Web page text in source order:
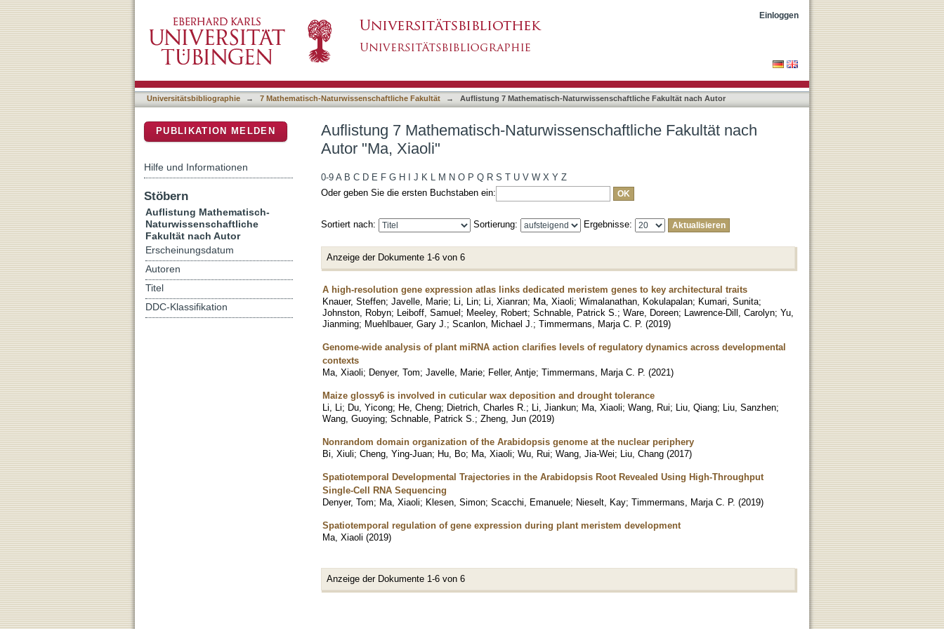
Einloggen
Universitätsbibliographie → 7 Mathematisch-Naturwissenschaftliche Fakultät → Auflistung 7 Mathematisch-Naturwissenschaftliche Fakultät nach Autor
Auflistung 7 Mathematisch-Naturwissenschaftliche Fakultät nach
Autor "Ma, Xiaoli"
0-9 A B C D E F G H J K L M N O P Q R S T U V W X Y Z
Oder geben Sie die ersten Buchstaben ein:
Sortiert nach: Sortierung: Ergebnisse:
Anzeige der Dokumente 1-6 von 6
A high-resolution gene expression atlas links dedicated meristem genes to key architectural traits
Knauer, Steffen; Javelle, Marie; Li, Lin; Li, Xianran; Ma, Xiaoli; Wimalanathan, Kokulapalan; Kumari, Sunita;
Johnston, Robyn; Leiboff, Samuel; Meeley, Robert; Schnable, Patrick S. ; Ware, Doreen; Lawrence-Dill, Carolyn; Yu,
Jianming; Muehlbauer, Gary J. ; Scanlon, Michael J. ; Timmermans, Marja C. P. (2019)
Genome-wide analysis of plant miRNA action clarifies levels of regulatory dynamics across developmental
contexts
Ma, Xiaoli; Denyer, Tom; Javelle, Marie; Feller, Antje; Timmermans, Marja C. P. (2021)
Maize glossy6 is involved in cuticular wax deposition and drought tolerance
Li, Li; Du, Yicong; He, Cheng; Dietrich, Charles R. ; Li, Jiankun; Ma, Xiaoli; Wang, Rui; Liu, Qiang; Liu, Sanzhen;
Wang, Guoying; Schnable, Patrick S. ; Zheng, Jun (2019)
Nonrandom domain organization of the Arabidopsis genome at the nuclear periphery
Bi, Xiuli; Cheng, Ying-Juan; Hu, Bo; Ma, Xiaoli; Wu, Rui; Wang, Jia-Wei; Liu, Chang (2017)
Spatiotemporal Developmental Trajectories in the Arabidopsis Root Revealed Using High-Throughput
Single-Cell RNA Sequencing
Denyer, Tom; Ma, Xiaoli; Klesen, Simon; Scacchi, Emanuele; Nieselt, Kay; Timmermans, Marja C. P. (2019)
Spatiotemporal regulation of gene expression during plant meristem development
Ma, Xiaoli (2019)
Anzeige der Dokumente 1-6 von 6
PUBLIKATION MELDEN
Hilfe und Informationen
Stöbern
Auflistung Mathematisch-
Naturwissenschaftliche
Fakultät nach Autor
Erscheinungsdatum
Autoren
Titel
DDC-Klassifikation